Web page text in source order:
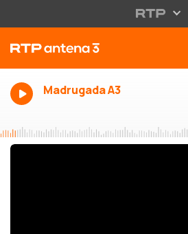
Madrugada A3